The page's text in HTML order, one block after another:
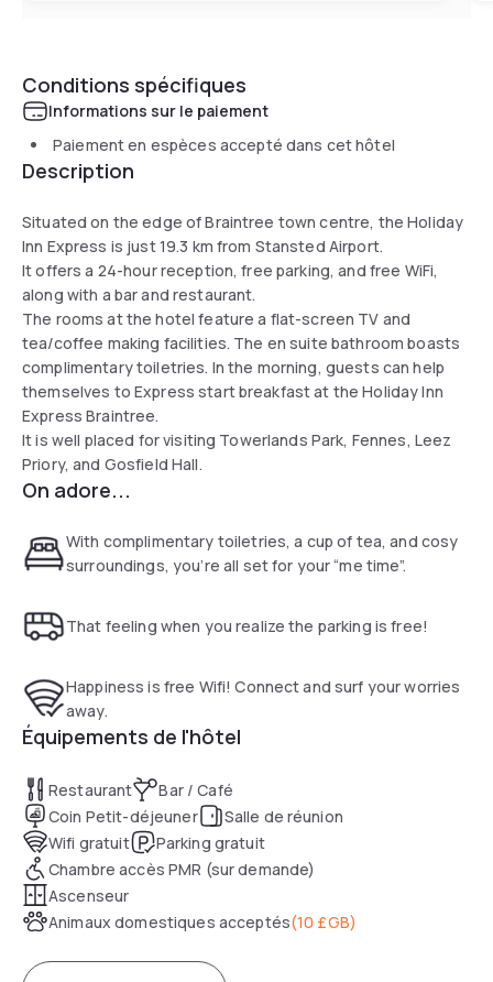
Conditions spécifiques
Informations sur le paiement
Paiement en espèces accepté dans cet hôtel
Description
Situated on the edge of Braintree town centre, the Holiday
Inn Express is just 19.3 km from Stansted Airport.
It offers a 24-hour reception, free parking, and free WiFi,
along with a bar and restaurant.
The rooms at the hotel feature a flat-screen TV and
tea/coffee making facilities. The en suite bathroom boasts
complimentary toiletries. In the morning, guests can help
themselves to Express start breakfast at the Holiday Inn
Express Braintree.
It is well placed for visiting Towerlands Park, Fennes, Leez
Priory, and Gosfield Hall.
On adore...
With complimentary toiletries, a cup of tea, and cosy
surroundings, you’re all set for your “me time”.
That feeling when you realize the parking is free!
Happiness is free Wifi! Connect and surf your worries
away.
Équipements de l'hôtel
Restaurant
Bar / Café
Coin Petit-déjeuner
Salle de réunion
Wifi gratuit
Parking gratuit
Chambre accès PMR (sur demande)
Ascenseur
Animaux domestiques acceptés(10 £GB)